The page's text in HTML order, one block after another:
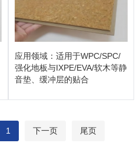
应用领域：适用于WPC/SPC/
强化地板与IXPE/EVA/软木等静
音垫、缓冲层的贴合
1 下一页 尾页